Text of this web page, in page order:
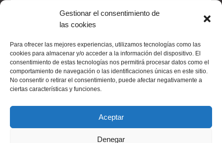
Gestionar el consentimiento de
las cookies
Para ofrecer las mejores experiencias, utilizamos tecnologías como las
cookies para almacenar y/o acceder a la información del dispositivo. El
consentimiento de estas tecnologías nos permitirá procesar datos como el
comportamiento de navegación o las identificaciones únicas en este sitio.
No consentir o retirar el consentimiento, puede afectar negativamente a
ciertas características y funciones.
Aceptar
Denegar
Tarot Visa :: Tu tarot visa economico
Cartas del tarot
Cartas tarot Cartomancia
Colores
velas
Consulta tarot Gif Hadas Ninfas
Hechizos
amor
Historia Hadas Imágenes hadas
Tarot Internet